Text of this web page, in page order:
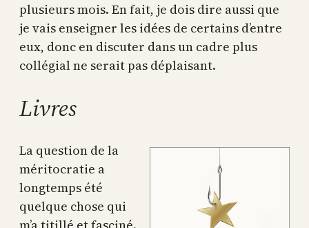
plusieurs mois. En fait, je dois dire aussi que
je vais enseigner les idées de certains d’entre
eux, donc en discuter dans un cadre plus
collégial ne serait pas déplaisant.
Livres
La question de la
méritocratie a
longtemps été
quelque chose qui